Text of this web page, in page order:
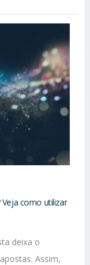
como utilizar
deixa o
Assim,